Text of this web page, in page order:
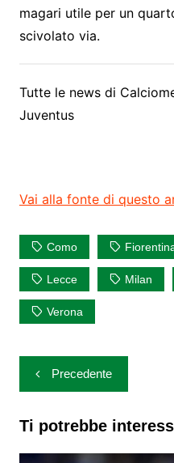
magari utile per un
scivolato via.
Tutte le news di
Juventus
Vai alla fonte di questo
Como
Lecce Milan
Verona
Navigazione
articoli
Precedente
Ti potrebbe